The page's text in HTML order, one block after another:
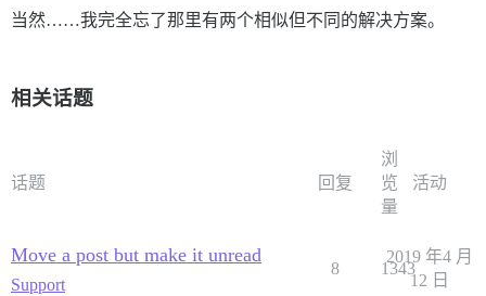
当然……我完全忘了那里有两个相似但不同的解决方案。
相关话题
话题 回复
浏
览
量
活动
Move a post but make it unread
Support
8 1343
2019 年4 月
12 日